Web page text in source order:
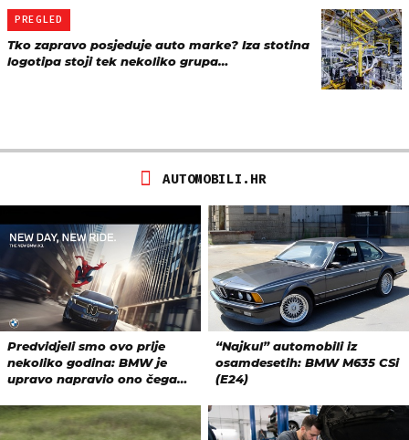
PREGLED
Tko zapravo posjeduje auto marke? Iza stotina
logotipa stoji tek nekoliko grupa…